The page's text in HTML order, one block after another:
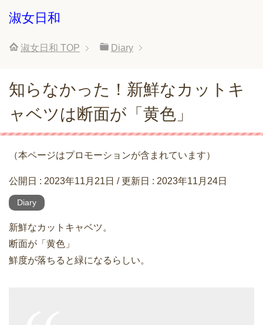
淑女日和
淑女日和 TOP Diary
知らなかった！新鮮なカットキ
ャベツは断面が「黄色」
（本ページはプロモーションが含まれています）
公開日 : 2023年11月21日 / 更新日 : 2023年11月24日
Diary
新鮮なカットキャベツ。
断面が「黄色」
鮮度が落ちると緑になるらしい。